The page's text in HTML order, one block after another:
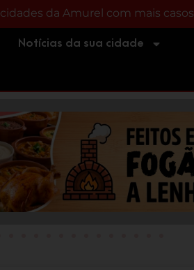
volta ao local do crime e
Notícias da sua cidade